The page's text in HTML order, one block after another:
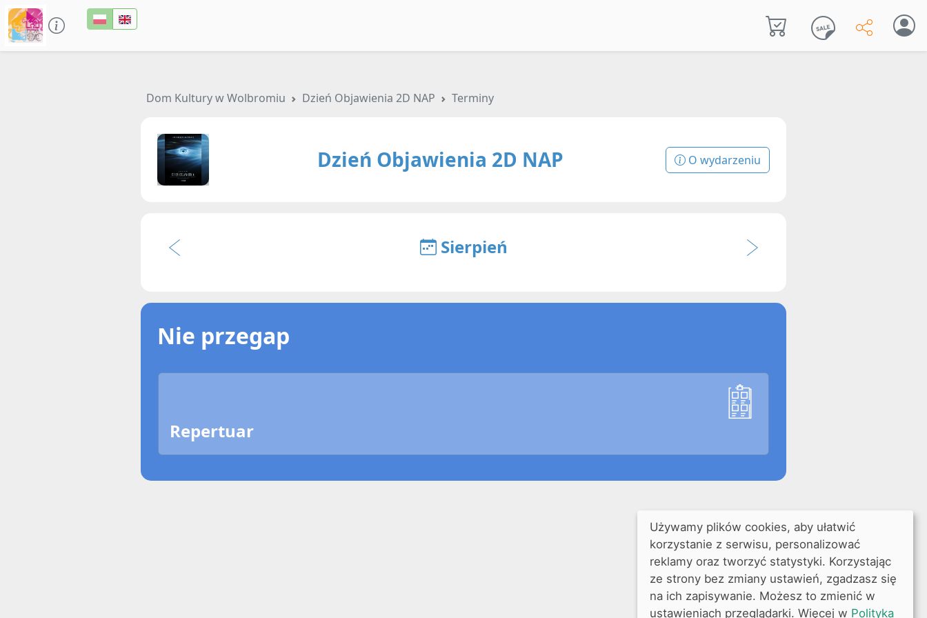
Dom Kultury w Wolbromiu Dzień Objawienia 2D NAP Terminy
Dzień Objawienia 2D NAP O wydarzeniu
Sierpień
Nie przegap
Repertuar
Używamy plików cookies, aby ułatwić
korzystanie z serwisu, personalizować
reklamy oraz tworzyć statystyki. Korzystając
ze strony bez zmiany ustawień, zgadzasz się
na ich zapisywanie. Możesz to zmienić w
ustawieniach przeglądarki. Więcej w Polityka